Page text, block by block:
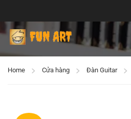
Home Cửa hàng Đàn Guitar